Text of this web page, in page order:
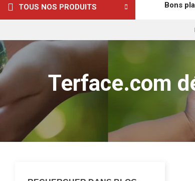
TOUS NOS PRODUITS Bons
Terface.com